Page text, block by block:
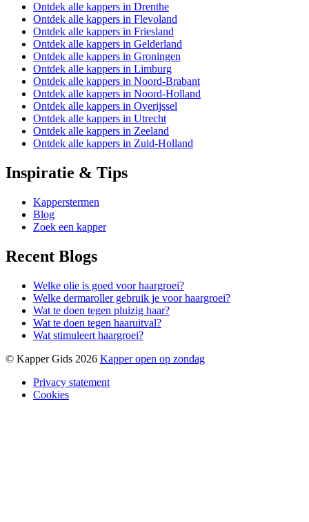
Ontdek alle kappers in Drenthe
Ontdek alle kappers in Flevoland
Ontdek alle kappers in Friesland
Ontdek alle kappers in Gelderland
Ontdek alle kappers in Groningen
Ontdek alle kappers in Limburg
Ontdek alle kappers in Noord-Brabant
Ontdek alle kappers in Noord-Holland
Ontdek alle kappers in Overijssel
Ontdek alle kappers in Utrecht
Ontdek alle kappers in Zeeland
Ontdek alle kappers in Zuid-Holland
Inspiratie & Tips
Kapperstermen
Blog
Zoek een kapper
Recent Blogs
Welke olie is goed voor haargroei?
Welke dermaroller gebruik je voor haargroei?
Wat te doen tegen pluizig haar?
Wat te doen tegen haaruitval?
Wat stimuleert haargroei?
© Kapper Gids 2026 Kapper open op zondag
Privacy statement
Cookies